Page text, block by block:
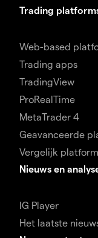
Trading
Web-based
Trading apps
TradingView
ProRealTime
MetaTrader 4
Geavanceerde
Vergelijk
Nieuws en
IG Player
Het laatste